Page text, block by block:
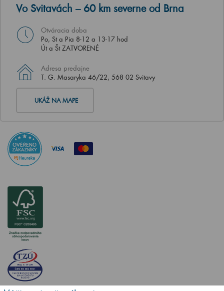
Vo Svitavách – 60 km severne od Brna
Otváracia doba
Po, St a Pia 8-12 a 13-17 hod
Út a Št ZATVORENÉ
Adresa predajne
T. G. Masaryka 46/22, 568 02 Svitavy
UKÁŽ NA MAPE